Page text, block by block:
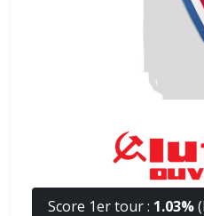
Score 1er tour : 1.03%